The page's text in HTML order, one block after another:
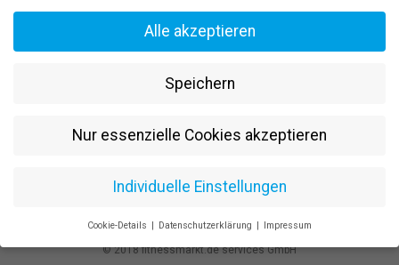
Umsatzsteuer-Identifikationsnummer gemäß § 27 a
© 2018 fitnessmarkt.de services GmbH
Alle akzeptieren
Speichern
Nur essenzielle Cookies akzeptieren
Individuelle Einstellungen
Cookie-Details Datenschutzerklärung Impressum
Datenschutzeinstellungen